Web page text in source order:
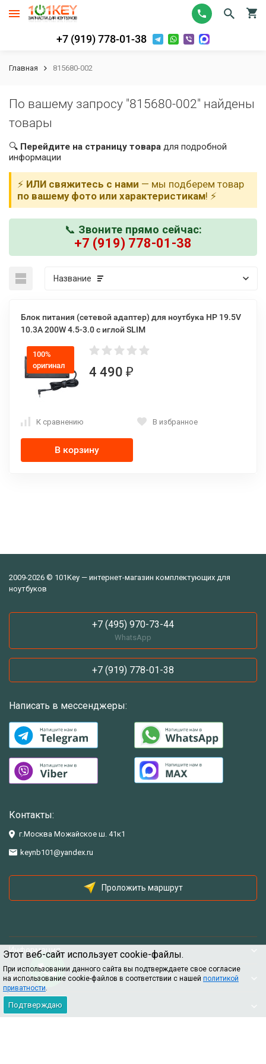
Этот веб-сайт использует cookie-файлы.
При использовании данного сайта вы подтверждаете свое согласие
на использование cookie-файлов в соответствии с нашей политикой
приватности.
Подтверждаю
+7 (919) 778-01-38
Главная 815680-002
По вашему запросу "815680-002" найдены
товары
🔍 Перейдите на страницу товара для подробной
информации
⚡ ИЛИ свяжитесь с нами — мы подберем товар
по вашему фото или характеристикам! ⚡
📞 Звоните прямо сейчас:
+7 (919) 778-01-38
Название
Блок питания (сетевой адаптер) для ноутбука HP 19.5V
10.3A 200W 4.5-3.0 с иглой SLIM
100%
оригинал
4 490 ₽
К сравнению В избранное
В корзину
2009-2026 © 101Key — интернет-магазин комплектующих для
ноутбуков
+7 (495) 970-73-44
WhatsApp
+7 (919) 778-01-38
Написать в мессенджеры:
Контакты:
г.Москва Можайское ш. 41к1
keynb101@yandex.ru
Проложить маршрут
Информация
Помощь
Информация